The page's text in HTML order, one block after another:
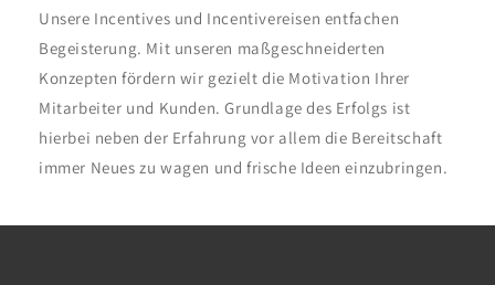
Unsere Incentives und Incentivereisen entfachen
Begeisterung. Mit unseren maßgeschneiderten
Konzepten fördern wir gezielt die Motivation Ihrer
Mitarbeiter und Kunden. Grundlage des Erfolgs ist
hierbei neben der Erfahrung vor allem die Bereitschaft
immer Neues zu wagen und frische Ideen einzubringen.